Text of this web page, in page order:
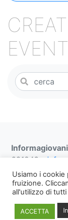
Informagiovani
691249 -
452 dal lunedì
Note
Usiamo i cookie
fruizione.
all'utilizzo di
ACCETTA